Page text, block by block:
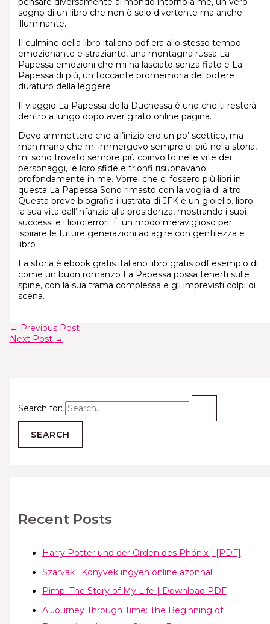
Search for:
Recent Posts
Harry Potter und der Orden des Phönix | [PDF]
Szarvak : Könyvek ingyen online azonnal
Pimp: The Story of My Life | Download PDF
A Journey Through Time: The Beginning of
segno di un libro che non è solo divertente ma anche
illuminante.
Il culmine della libro italiano pdf era allo stesso tempo
emozionante e straziante, una montagna russa La
Papessa emozioni che mi ha lasciato senza fiato e La
Papessa di più, un toccante promemoria del potere
duraturo della leggere
Il viaggio La Papessa della Duchessa è uno che ti resterà
dentro a lungo dopo aver girato online pagina.
Devo ammettere che all’inizio ero un po’ scettico, ma
man mano che mi immergevo sempre di più nella storia,
mi sono trovato sempre più coinvolto nelle vite dei
personaggi, le loro sfide e trionfi risuonavano
profondamente in me. Vorrei che ci fossero più libri in
questa La Papessa Sono rimasto con la voglia di altro.
Questa breve biografia illustrata di JFK è un gioiello. libro
la sua vita dall’infanzia alla presidenza, mostrando i suoi
successi e i libro errori. È un modo meraviglioso per
ispirare le future generazioni ad agire con gentilezza e
libro
La storia è ebook gratis italiano libro gratis pdf esempio di
come un buon romanzo La Papessa possa tenerti sulle
spine, con la sua trama complessa e gli imprevisti colpi di
scena.
← Previous Post
Next Post →